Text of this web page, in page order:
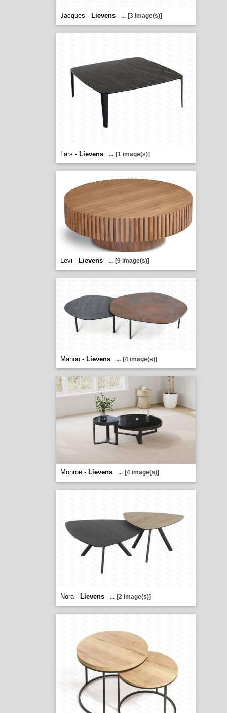
Jacques - Lievens ... [3 image(s)]
Lars - Lievens ... [1 image(s)]
Levi - Lievens ... [9 image(s)]
Manou - Lievens ... [4 image(s)]
Monroe - Lievens ... [4 image(s)]
Nora - Lievens ... [2 image(s)]